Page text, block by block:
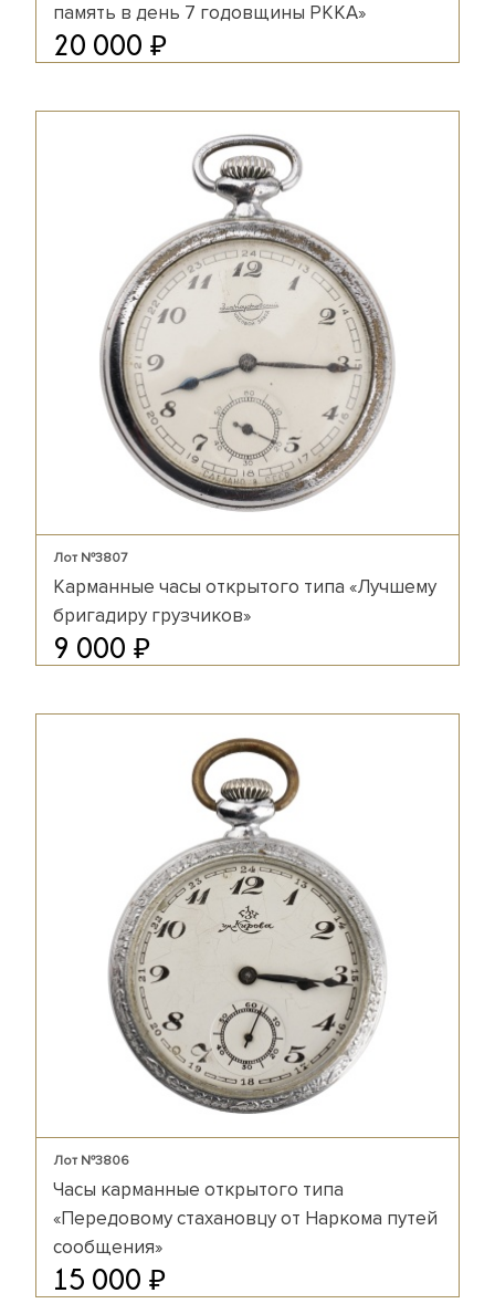
память в день 7 годовщины РККА»
20 000 ₽
Лот №3807
Карманные часы открытого типа «Лучшему
бригадиру грузчиков»
9 000 ₽
Лот №3806
Часы карманные открытого типа
«Передовому стахановцу от Наркома путей
сообщения»
15 000 ₽